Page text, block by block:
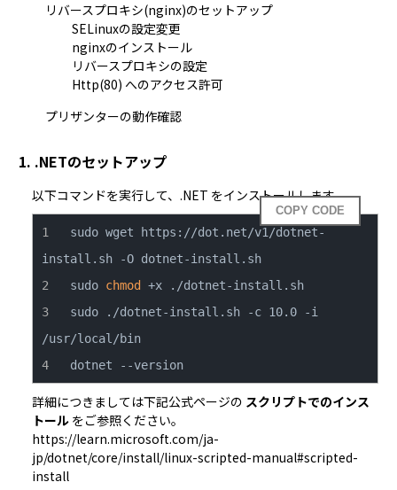
リバースプロキシ(nginx)のセットアップ
SELinuxの設定変更
nginxのインストール
リバースプロキシの設定
Http(80) へのアクセス許可
プリザンターの動作確認
1. .NETのセットアップ
以下コマンドを実行して、.NET をインストールします。
COPY CODE
sudo wget https://dot.net/v1/dotnet-
install.sh -O dotnet-install.sh
sudo chmod
+x ./dotnet-install.sh
sudo ./dotnet-install.sh -c 10.0 -i
/usr/local/bin
dotnet --version
詳細につきましては下記公式ページの スクリプトでのインス
トール をご参照ください。
https://learn.microsoft.com/ja-
jp/dotnet/core/install/linux-scripted-manual#scripted-
install